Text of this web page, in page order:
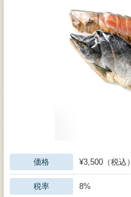
価格 ¥3,500（税込）
税率 8%